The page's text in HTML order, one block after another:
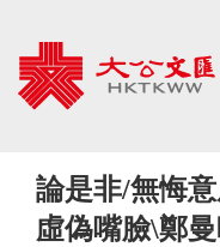
論是非/無悔
虛偽嘴臉\鄭